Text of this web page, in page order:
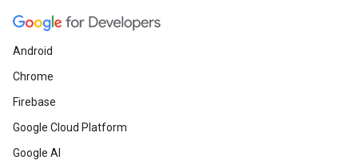
Android
Chrome
Firebase
Google Cloud Platform
Google AI